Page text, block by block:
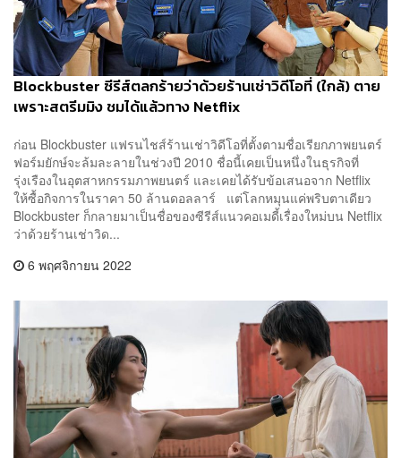
Blockbuster ซีรีส์ตลกร้ายว่าด้วยร้านเช่าวิดีโอที่ (ใกล้) ตาย
เพราะสตรีมมิง ชมได้แล้วทาง Netflix
ก่อน Blockbuster แฟรนไชส์ร้านเช่าวิดีโอที่ตั้งตามชื่อเรียกภาพยนตร์
ฟอร์มยักษ์จะล้มละลายในช่วงปี 2010 ชื่อนี้เคยเป็นหนึ่งในธุรกิจที่
รุ่งเรืองในอุตสาหกรรมภาพยนตร์ และเคยได้รับข้อเสนอจาก Netflix
ให้ซื้อกิจการในราคา 50 ล้านดอลลาร์ แต่โลกหมุนแค่พริบตาเดียว
Blockbuster ก็กลายมาเป็นชื่อของซีรีส์แนวคอเมดี้เรื่องใหม่บน Netflix
ว่าด้วยร้านเช่าวิด...
6 พฤศจิกายน 2022